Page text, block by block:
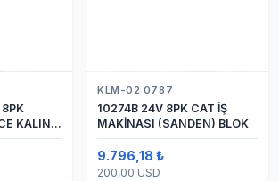
KALIN
KLM-02 0787
10274B 24V 8PK CAT İŞ
MAKİNASI (SANDEN) BLOK
9.796,18 ₺
200,00 USD